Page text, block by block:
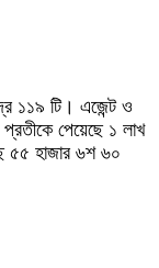
১১৯ টি। এজেন্ট ও
পেয়েছে ১ লাখ
৫৫ হাজার ৬শ ৬০